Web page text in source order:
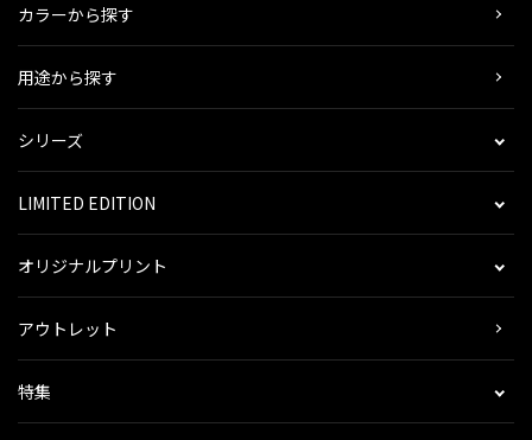
カラーから探す
用途から探す
シリーズ
LIMITED EDITION
オリジナルプリント
アウトレット
特集